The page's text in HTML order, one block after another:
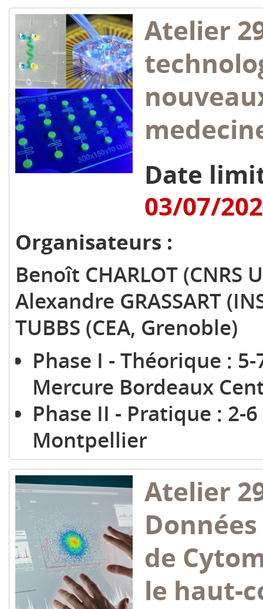
Atelier
Date
03/07/
Organisateurs :
Benoît CHARLOT
Alexandre GRASSART
TUBBS (CEA, Grenoble)
Phase I - Théorique :
Mercure Bordeaux
Phase II - Pratique : 2-
Montpellier
Atelier
de
le haut-